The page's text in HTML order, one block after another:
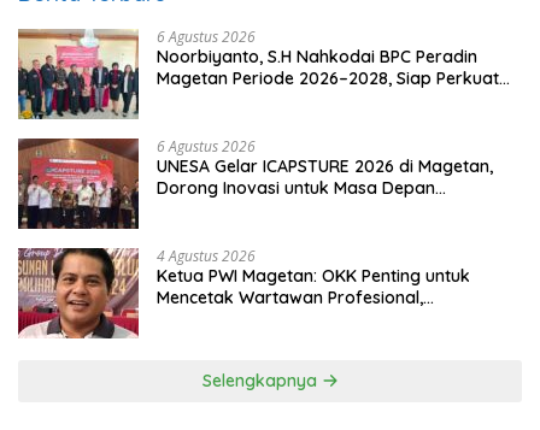
6 Agustus 2026
Noorbiyanto, S.H Nahkodai BPC Peradin
Magetan Periode 2026–2028, Siap Perkuat
6 Agustus 2026
UNESA Gelar ICAPSTURE 2026 di Magetan,
Dorong Inovasi untuk Masa Depan
4 Agustus 2026
Ketua PWI Magetan: OKK Penting untuk
Mencetak Wartawan Profesional,
Selengkapnya